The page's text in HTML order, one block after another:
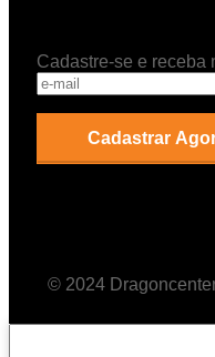
Cadastre-se e receba
© 2024